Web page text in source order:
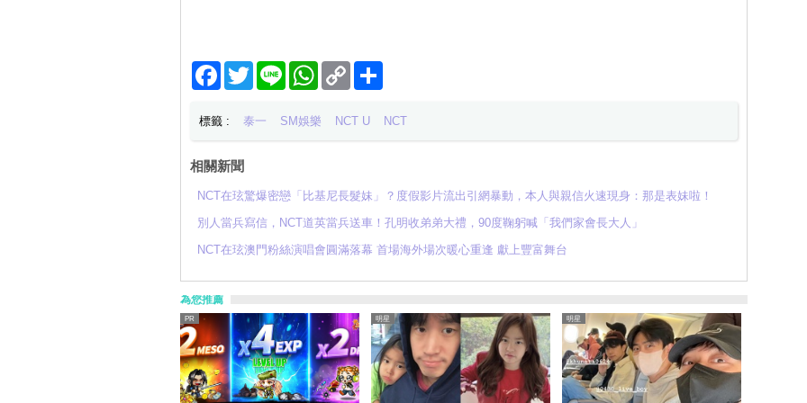
Facebook
TwitterLine WhatsApp
Copy
Link
分
標籤 : 泰一 SM娛樂 NCT U NCT
相關新聞
NCT在玹驚爆密戀「比基尼長髮妹」？度假影片流出引網暴動，本人與親信火速現身：那是表妹啦！
別人當兵寫信，NCT道英當兵送車！孔明收弟弟大禮，90度鞠躬喊「我們家會長大人」
NCT在玹澳門粉絲演唱會圓滿落幕 首場海外場次暖心重逢 獻上豐富舞台
為您推薦
明星 明星